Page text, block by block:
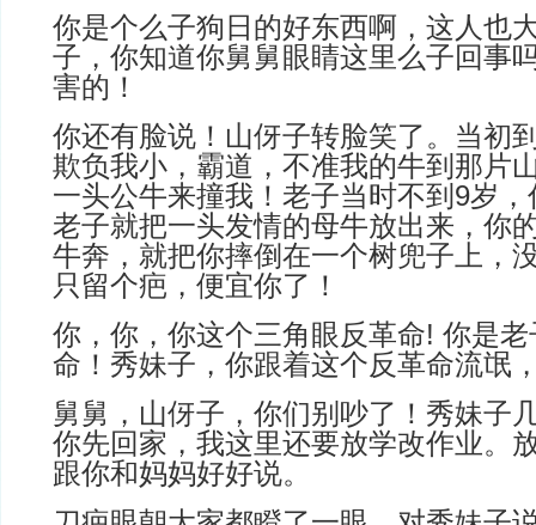
你是个么子狗日的好东西啊，这人也
子，你知道你舅舅眼睛这里么子回事
害的！
你还有脸说！山伢子转脸笑了。当初
欺负我小，霸道，不准我的牛到那片
一头公牛来撞我！老子当时不到9岁
老子就把一头发情的母牛放出来，你
牛奔，就把你摔倒在一个树兜子上，
只留个疤，便宜你了！
你，你，你这个三角眼反革命! 你是
命！秀妹子，你跟着这个反革命流氓
舅舅，山伢子，你们别吵了！秀妹子
你先回家，我这里还要放学改作业。
跟你和妈妈好好说。